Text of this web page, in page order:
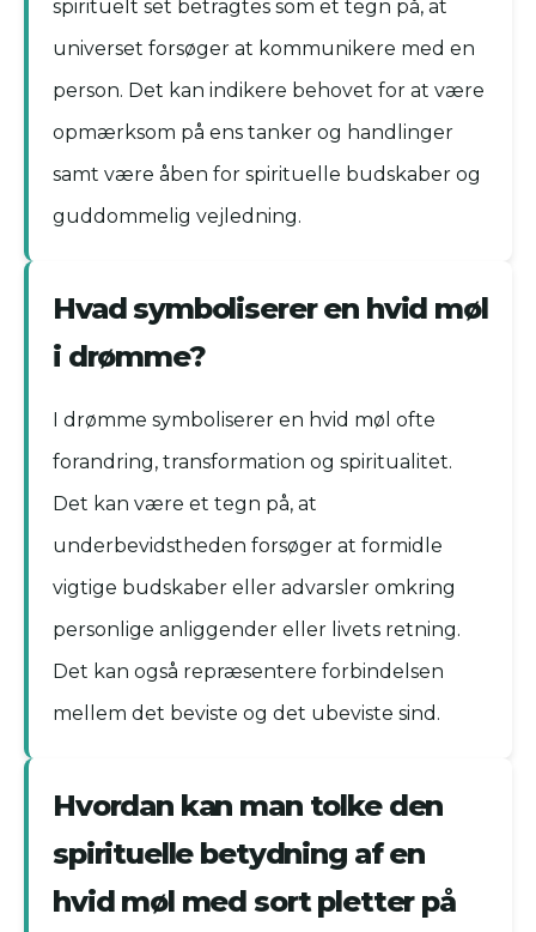
spirituelt set betragtes som et tegn på, at
universet forsøger at kommunikere med en
person. Det kan indikere behovet for at være
opmærksom på ens tanker og handlinger
samt være åben for spirituelle budskaber og
guddommelig vejledning.
Hvad symboliserer en hvid møl
i drømme?
I drømme symboliserer en hvid møl ofte
forandring, transformation og spiritualitet.
Det kan være et tegn på, at
underbevidstheden forsøger at formidle
vigtige budskaber eller advarsler omkring
personlige anliggender eller livets retning.
Det kan også repræsentere forbindelsen
mellem det beviste og det ubeviste sind.
Hvordan kan man tolke den
spirituelle betydning af en
hvid møl med sort pletter på